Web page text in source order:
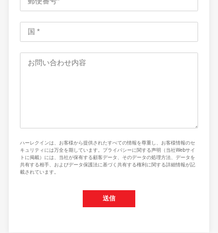
ハーレクインは、お客様から提供されたすべての情報を尊重し、お客様情報のセ
キュリティには万全を期しています。プライバシーに関する声明（当社Webサイ
トに掲載）には、当社が保有する顧客データ、そのデータの処理方法、データを
共有する相手、およびデータ保護法に基づく共有する権利に関する詳細情報が記
載されています。
送信